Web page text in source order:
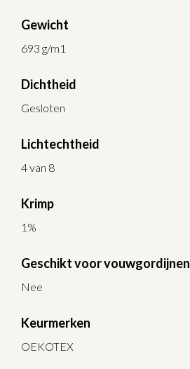
Gewicht
693 g/m1
Dichtheid
Gesloten
Lichtechtheid
4 van 8
Krimp
1%
Geschikt voor vouwgordijnen
Nee
Keurmerken
OEKOTEX